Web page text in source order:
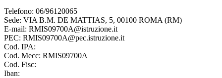
Telefono: 06/96120065
Sede: VIA B.M. DE MATTIAS, 5, 00100 ROMA (RM)
E-mail: RMIS09700A@istruzione.it
PEC: RMIS09700A@pec.istruzione.it
Cod. IPA:
Cod. Mecc: RMIS09700A
Cod. Fisc:
Iban: